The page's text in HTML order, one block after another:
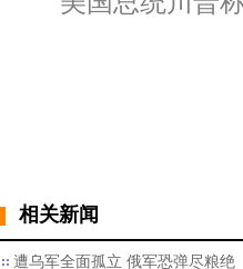
相关新闻
遭乌军全面孤立 俄军恐弹尽粮绝